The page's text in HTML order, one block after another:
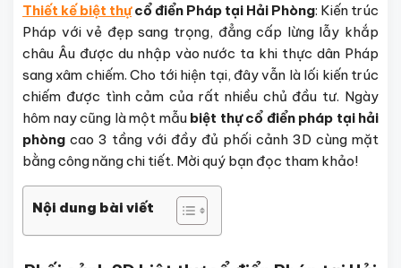
Thiết kế biệt thựcổ điển Pháp tại Hải Phòng: Kiến trúc
Pháp với vẻ đẹp sang trọng, đẳng cấp lừng lẫy khắp
châu Âu được du nhập vào nước ta khi thực dân Pháp
sang xâm chiếm. Cho tới hiện tại, đây vẫn là lối kiến trúc
chiếm được tình cảm của rất nhiều chủ đầu tư. Ngày
hôm nay cũng là một mẫu biệt thự cổ điển pháp tại hải
phòng cao 3 tầng với đầy đủ phối cảnh 3D cùng mặt
bằng công năng chi tiết. Mời quý bạn đọc tham khảo!
Nội dung bài viết